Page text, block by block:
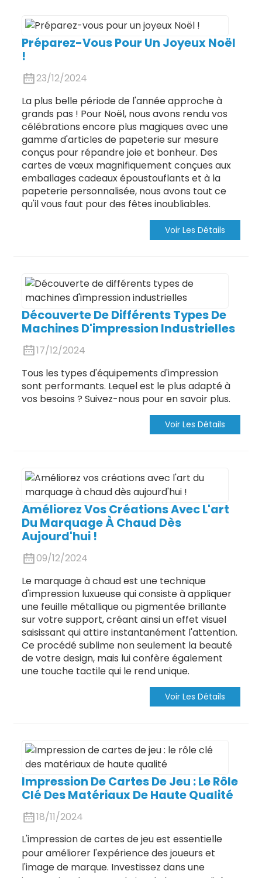
Préparez-Vous Pour Un Joyeux Noël
!
23/12/2024
La plus belle période de l'année approche à
grands pas ! Pour Noël, nous avons rendu vos
célébrations encore plus magiques avec une
gamme d'articles de papeterie sur mesure
conçus pour répandre joie et bonheur. Des
cartes de vœux magnifiquement conçues aux
emballages cadeaux époustouflants et à la
papeterie personnalisée, nous avons tout ce
qu'il vous faut pour des fêtes inoubliables.
Voir Les Détails
Découverte De Différents Types De
Machines D'impression Industrielles
17/12/2024
Tous les types d'équipements d'impression
sont performants. Lequel est le plus adapté à
vos besoins ? Suivez-nous pour en savoir plus.
Voir Les Détails
Améliorez Vos Créations Avec L'art
Du Marquage À Chaud Dès
Aujourd'hui !
09/12/2024
Le marquage à chaud est une technique
d'impression luxueuse qui consiste à appliquer
une feuille métallique ou pigmentée brillante
sur votre support, créant ainsi un effet visuel
saisissant qui attire instantanément l'attention.
Ce procédé sublime non seulement la beauté
de votre design, mais lui confère également
une touche tactile qui le rend unique.
Voir Les Détails
Impression De Cartes De Jeu : Le Rôle
Clé Des Matériaux De Haute Qualité
18/11/2024
L'impression de cartes de jeu est essentielle
pour améliorer l'expérience des joueurs et
l'image de marque. Investissez dans une